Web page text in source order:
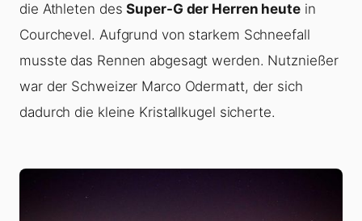
die Athleten desSuper-G der Herren heutein
Courchevel. Aufgrund von starkem Schneefall
musste das Rennen abgesagt werden. Nutznießer
war der Schweizer Marco Odermatt, der sich
dadurch die kleine Kristallkugel sicherte.